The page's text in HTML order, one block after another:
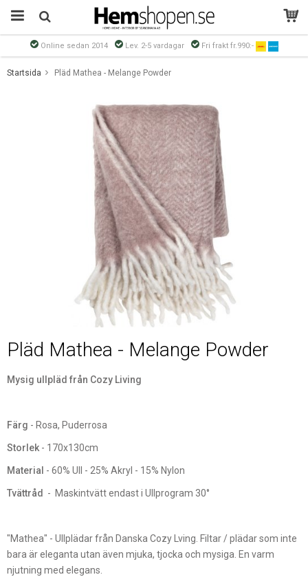
Online sedan 2014 Lev. 2-5 vardagar Fri frakt fr.990:-
Startsida Pläd Mathea - Melange Powder
Pläd Mathea - Melange Powder
Mysig ullpläd från Cozy Living
Färg - Rosa, Puderrosa
Storlek - 170x130cm
Material - 60% Ull - 25% Akryl - 15% Nylon
Tvättråd - Maskintvätt endast i Ullprogram 30°
"Mathea" - Ullplädar från Danska Cozy Lving. Filtar / plädar som inte
bara är eleganta utan även mjuka, tjocka och mysiga. En varm
njutning med elegans.